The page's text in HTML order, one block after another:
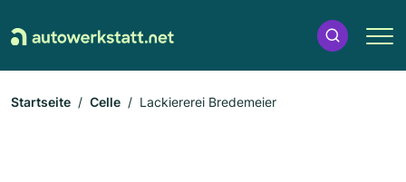
Startseite Celle Lackiererei Bredemeier